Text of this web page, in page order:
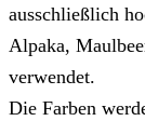
ausschließlich
Alpaka,
verwendet.
Die Farben